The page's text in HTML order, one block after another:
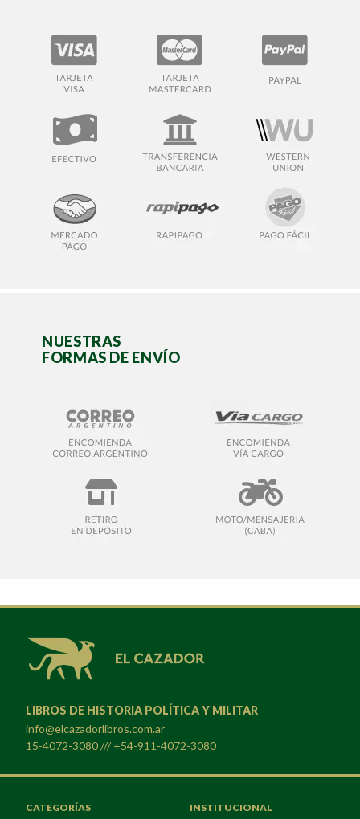
NUESTRAS
FORMAS DE ENVÍO
LIBROS DE HISTORIA POLÍTICA Y MILITAR
info@elcazadorlibros.com.ar
15-4072-3080 /// +54-911-4072-3080
CATEGORÍAS INSTITUCIONAL